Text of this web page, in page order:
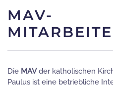
MAV-
Die MAVder katholischen
Paulus ist eine betriebliche